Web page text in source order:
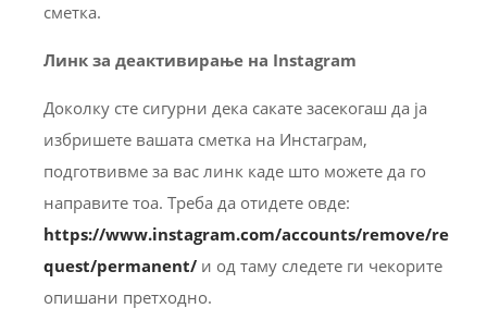
сметка.
Линк за деактивирање на Instagram
Доколку сте сигурни дека сакате засекогаш да ја
избришете вашата сметка на Инстаграм,
подготвивме за вас линк каде што можете да го
направите тоа. Треба да отидете овде:
https://www.instagram.com/accounts/remove/re
quest/permanent/ и од таму следете ги чекорите
опишани претходно.